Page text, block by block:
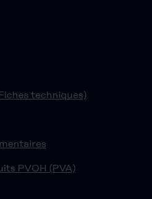
techniques)
PVOH (PVA)